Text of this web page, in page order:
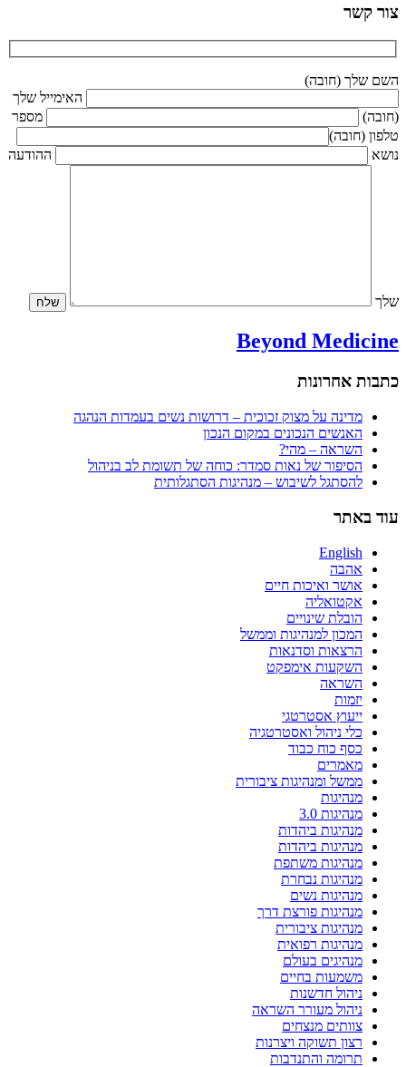
צור קשר
השם שלך (חובה)
האימייל שלך
(חובה)
מספר
טלפון (חובה)
נושא
ההודעה
שלך
Beyond Medicine
כתבות אחרונות
מדינה על מצוק זכוכית – דרושות נשים בעמדות הנהגה
האנשים הנכונים במקום הנכון
השראה – מהי?
הסיפור של נאות סמדר: כוחה של תשומת לב בניהול
להסתגל לשיבוש – מנהיגות הסתגלותית
עוד באתר
English
אהבה
אושר ואיכות חיים
אקטואליה
הובלת שינויים
המכון למנהיגות וממשל
הרצאות וסדנאות
השקעות אימפקט
השראה
יזמות
ייעוץ אסטרטגי
כלי ניהול ואסטרטגיה
כסף כוח כבוד
מאמרים
ממשל ומנהיגות ציבורית
מנהיגות
מנהיגות 3.0
מנהיגות ביהדות
מנהיגות ביהדות
מנהיגות משתפת
מנהיגות נבחרת
מנהיגות נשים
מנהיגות פורצת דרך
מנהיגות ציבורית
מנהיגות רפואית
מנהיגים בעולם
משמעות בחיים
ניהול חדשנות
ניהול מעורר השראה
צוותים מנצחים
רצון תשוקה ויצרנות
תרומה והתנדבות